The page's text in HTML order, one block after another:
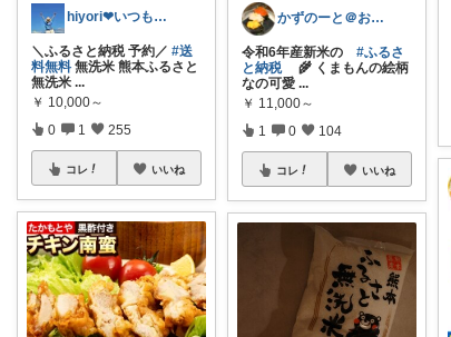
hiyori❤いつもありがとう♡感謝🌹
＼ふるさと納税 予約／ #送
料無料 無洗米 熊本ふるさと
無洗米 ...
￥ 10,000～
0 1 255
コレ いいね
かずのーと＠お得な春夏コーデ🌸
令和6年産新米の#ふるさ
と納税🌾 くまもんの絵柄
なの可愛 ...
￥ 11,000～
1 0 104
コレ いいね